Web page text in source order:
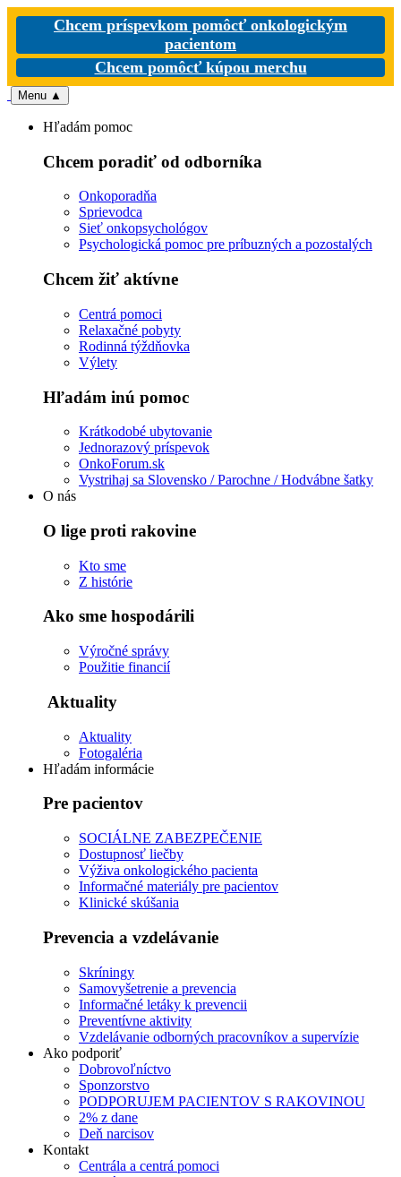
Chcem príspevkom pomôcť onkologickým
pacientom
Chcem pomôcť kúpou merchu
Menu ▲
Hľadám pomoc
Chcem poradiť od odborníka
Onkoporadňa
Sprievodca
Sieť onkopsychológov
Psychologická pomoc pre príbuzných a pozostalých
Chcem žiť aktívne
Centrá pomoci
Relaxačné pobyty
Rodinná týždňovka
Výlety
Hľadám inú pomoc
Krátkodobé ubytovanie
Jednorazový príspevok
OnkoForum.sk
Vystrihaj sa Slovensko / Parochne / Hodvábne šatky
O nás
O lige proti rakovine
Kto sme
Z histórie
Ako sme hospodárili
Výročné správy
Použitie financií
Aktuality
Aktuality
Fotogaléria
Hľadám informácie
Pre pacientov
SOCIÁLNE ZABEZPEČENIE
Dostupnosť liečby
Výživa onkologického pacienta
Informačné materiály pre pacientov
Klinické skúšania
Prevencia a vzdelávanie
Skríningy
Samovyšetrenie a prevencia
Informačné letáky k prevencii
Preventívne aktivity
Vzdelávanie odborných pracovníkov a supervízie
Ako podporiť
Dobrovoľníctvo
Sponzorstvo
PODPORUJEM PACIENTOV S RAKOVINOU
2% z dane
Deň narcisov
Kontakt
Centrála a centrá pomoci